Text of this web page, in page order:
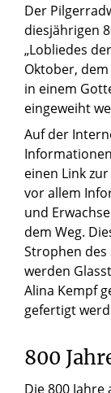
Der
diesjährigen
„Lobliedes
Oktober,
in einem
eingeweiht
Auf der
einen Link
vor allem
und
dem Weg.
Strophen des
werden
Alina Kempf
gefertigt
800
Die 800